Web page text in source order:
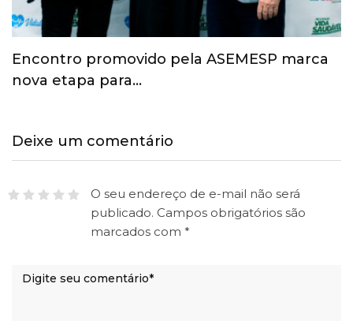
Esporte ganha espaço na agenda
econômica e mobiliza…
Deixe um comentário
O seu endereço de e-mail não será
publicado. Campos obrigatórios são
marcados com *